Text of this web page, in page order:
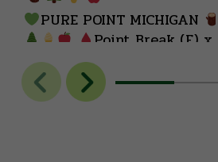
PURE POINT MICHIGAN
Point Break (F) x
Pure Michigan F2 (M)
Swell Genetic x 3rd Coast
THC: 33%+ | Extremely